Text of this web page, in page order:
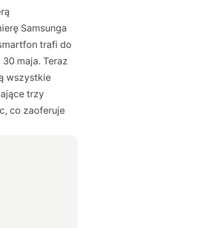
Samsunga
trafi do
maja. Teraz
wszystkie
trzy
co zaoferuje